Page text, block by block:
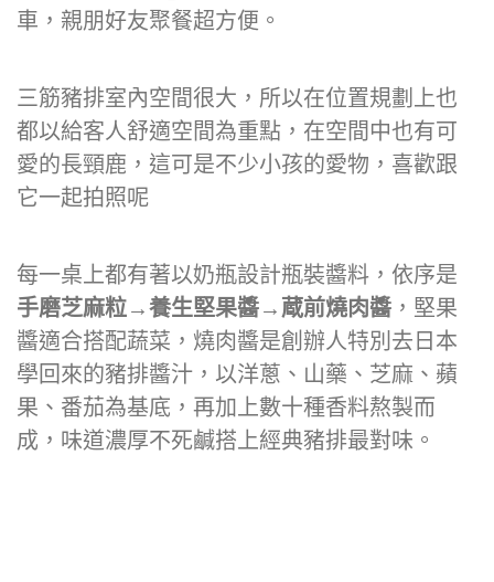
車，親朋好友聚餐超方便。
三筋豬排室內空間很大，所以在位置規劃上也
都以給客人舒適空間為重點，在空間中也有可
愛的長頸鹿，這可是不少小孩的愛物，喜歡跟
它一起拍照呢
每一桌上都有著以奶瓶設計瓶裝醬料，依序是
手磨芝麻粒→養生堅果醬→ 蔵前燒肉醬 ，堅果
醬適合搭配蔬菜，燒肉醬是創辦人特別去日本
學回來的豬排醬汁，以洋蔥、山藥、芝麻、蘋
果、番茄為基底，再加上數十種香料熬製而
成，味道濃厚不死鹹搭上經典豬排最對味。